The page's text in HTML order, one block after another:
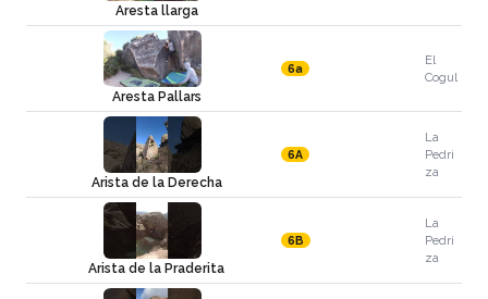
Aresta llarga
Aresta Pallars
6a
El
Cogul
Arista de la Derecha
6A
La
Pedri
za
Arista de la Praderita
6B
La
Pedri
za